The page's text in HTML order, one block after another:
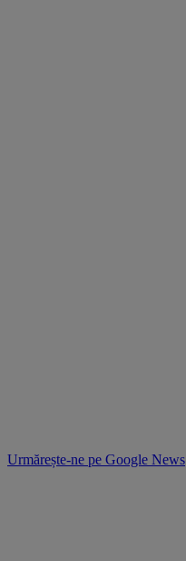
Urmărește-ne pe Google News